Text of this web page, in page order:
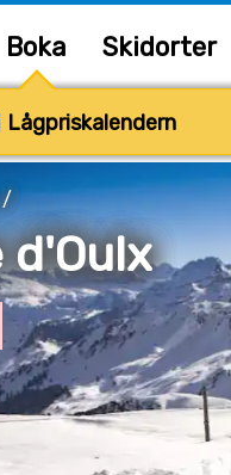
Boka Skidorter
Lågpriskalendern
d'Oulx